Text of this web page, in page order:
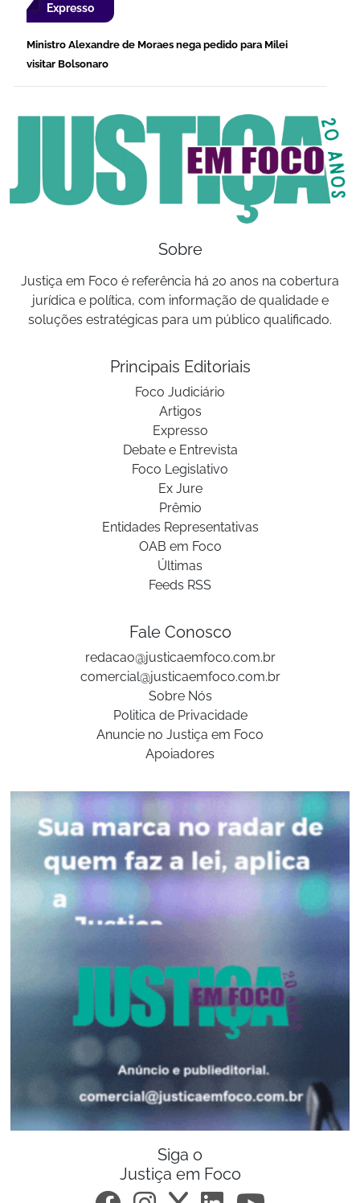
Expresso
Ministro Alexandre de Moraes nega pedido para Milei
visitar Bolsonaro
Sobre
Justiça em Foco é referência há 20 anos na cobertura
jurídica e política, com informação de qualidade e
soluções estratégicas para um público qualificado.
Principais Editoriais
Foco Judiciário
Artigos
Expresso
Debate e Entrevista
Foco Legislativo
Ex Jure
Prêmio
Entidades Representativas
OAB em Foco
Últimas
Feeds RSS
Fale Conosco
redacao@justicaemfoco.com.br
comercial@justicaemfoco.com.br
Sobre Nós
Politica de Privacidade
Anuncie no Justiça em Foco
Apoiadores
Siga o
Justiça em Foco